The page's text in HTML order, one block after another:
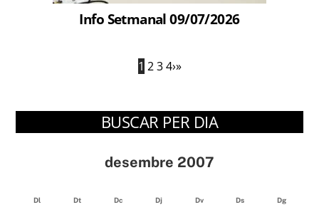
Info Setmanal 09/07/2026
1 2 3 4›»
BUSCAR PER DIA
desembre 2007
Dl Dt Dc Dj Dv Ds Dg